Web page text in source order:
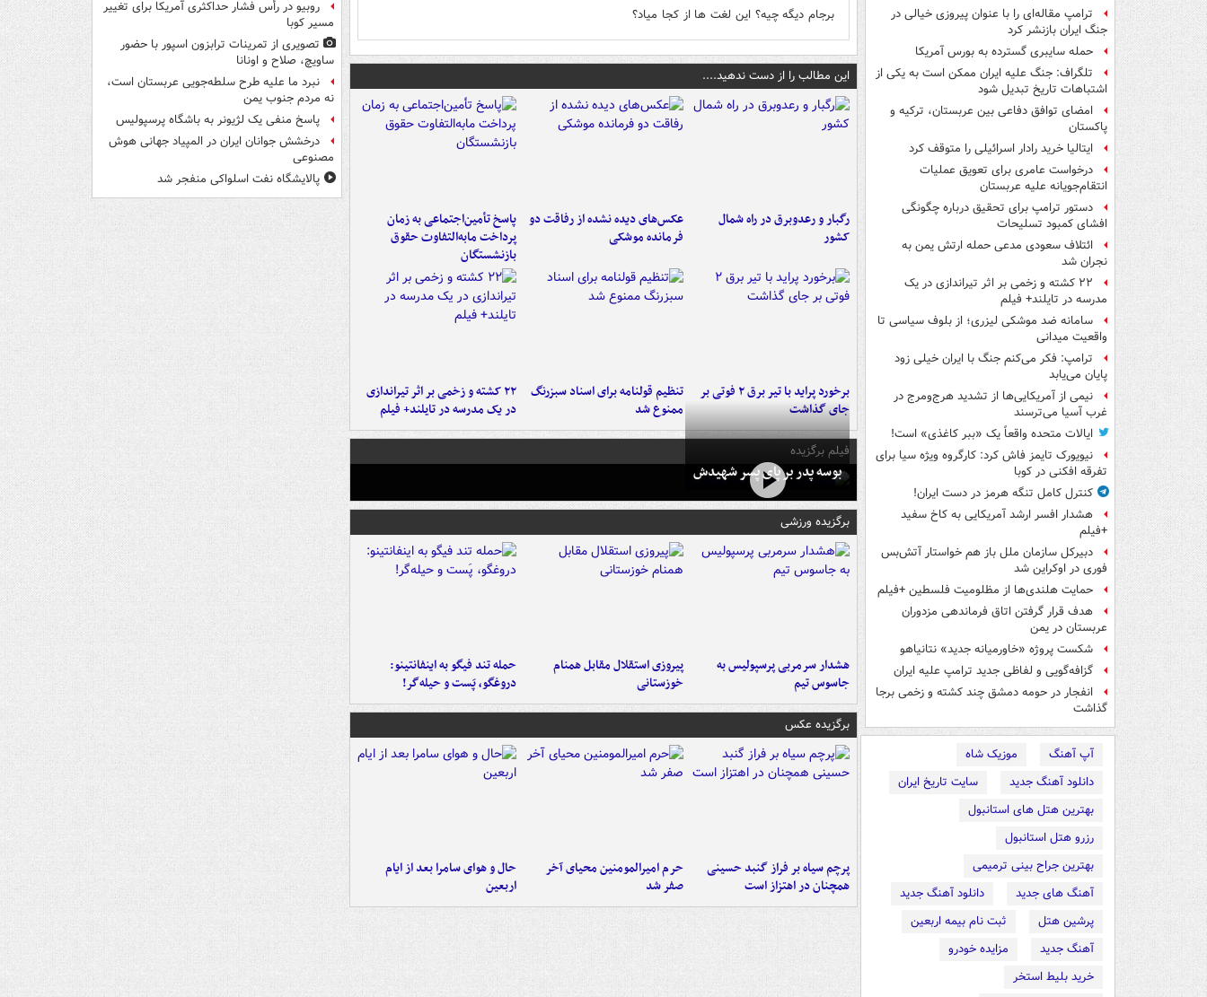
ترامپ مقاله‌ای را با عنوان پیروزی خیالی در
جنگ ایران بازنشر کرد
حمله سایبری گسترده به بورس آمریکا
تلگراف: جنگ علیه ایران ممکن است به یکی از
اشتباهات تاریخ تبدیل شود
امضای توافق دفاعی بین عربستان، ترکیه و
پاکستان
ایتالیا خرید رادار اسرائیلی را متوقف کرد
درخواست عامری برای تعویق عملیات
انتقام‌جویانه علیه عربستان
دستور ترامپ برای تحقیق درباره چگونگی
افشای کمبود تسلیحات
ائتلاف سعودی مدعی حمله ارتش یمن به
نجران شد
۲۲ کشته و زخمی بر اثر تیراندازی در یک
مدرسه در تایلند+ فیلم
سامانه ضد موشکی لیزری؛ از بلوف سیاسی تا
واقعیت میدانی
ترامپ: فکر می‌کنم جنگ با ایران خیلی زود
پایان می‌یابد
نیمی از آمریکایی‌ها از تشدید هرج‌ومرج در
غرب آسیا می‌ترسند
ایالات متحده واقعاً یک «ببر کاغذی» است!
نیویورک تایمز فاش کرد: کارگروه ویژه سیا برای
تفرقه افکنی در کوبا
کنترل کامل تنگه هرمز در دست ایران!
هشدار افسر ارشد آمریکایی به کاخ سفید
+فیلم
دبیرکل سازمان ملل باز هم خواستار آتش‌بس
فوری در اوکراین شد
حمایت هلندی‌ها از مظلومیت فلسطین +فیلم
هدف قرار گرفتن اتاق‌ فرماندهی مزدوران
عربستان در یمن
شکست پروژه «خاورمیانه جدید» نتانیاهو
گزافه‌گویی و لفاظی جدید ترامپ علیه ایران
انفجار در حومه دمشق چند کشته و زخمی برجا
گذاشت
آپ آهنگ
موزیک شاه
دانلود آهنگ جدید
سایت تاریخ ایران
بهترین هتل های استانبول
رزرو هتل استانبول
بهترین جراح بینی ترمیمی
آهنگ های جدید
دانلود آهنگ جدید
پرشین هتل
ثبت نام بیمه اربعین
آهنگ جدید
مزایده خودرو
خرید بلیط استخر
برجام دیگه چیه؟ این لغت ها از کجا میاد؟
این مطالب را از دست ندهید....
رگبار و رعدوبرق در راه شمال
کشور
عکس‌های دیده نشده از رفاقت دو
فرمانده‌ موشکی
پاسخ تأمین‌اجتماعی به زمان
پرداخت مابه‌التفاوت حقوق
بازنشستگان
برخورد پراید با تیر برق ۲ فوتی بر
جای گذاشت
تنظیم قولنامه برای اسناد سبزرنگ
ممنوع شد
۲۲ کشته و زخمی بر اثر تیراندازی
در یک مدرسه در تایلند+ فیلم
فیلم برگزیده
بوسه‌ پدر بر پای پسر شهیدش
برگزیده ورزشی
هشدار سرمربی پرسپولیس به
جاسوس تیم
پیروزی استقلال مقابل همنام
خوزستانی
حمله تند فیگو به اینفانتینو:
دروغگو، پَست‌ و حیله‌گر!
برگزیده عکس
پرچم سیاه بر فراز گنبد حسینی
همچنان در اهتزاز است
حرم امیرالمومنین محیای آخر
صفر شد
حال و هوای سامرا بعد از ایام
اربعین
روبیو در رأس فشار حداکثری آمریکا برای تغییر
مسیر کوبا
تصویری از تمرینات ترابزون اسپور با حضور
ساویچ، صلاح و اونانا
نبرد ما علیه طرح سلطه‌جویی عربستان است،
نه مردم جنوب یمن
پاسخ منفی یک لژیونر به باشگاه پرسپولیس
درخشش جوانان ایران در المپیاد جهانی هوش
مصنوعی
پالایشگاه نفت اسلواکی منفجر شد